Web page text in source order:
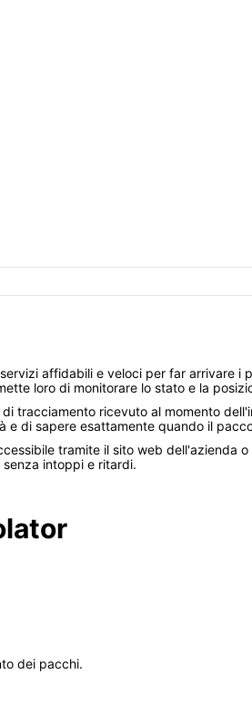
affidabili e veloci per far arrivare i
loro di monitorare lo stato e la
di tracciamento ricevuto al momento
di sapere esattamente quando il
tramite il sito web dell'azienda
intoppi e ritardi.
dei pacchi.